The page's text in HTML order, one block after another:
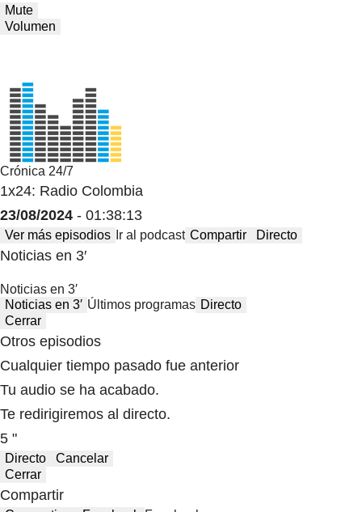
Mute
Volumen
Crónica 24/7
1x24: Radio Colombia
23/08/2024 - 01:38:13
Ver más episodios Ir al podcast Compartir Directo
Noticias en 3′
Noticias en 3′
Noticias en 3′ Últimos programas Directo
Cerrar
Otros episodios
Cualquier tiempo pasado fue anterior
Tu audio se ha acabado.
Te redirigiremos al directo.
5 "
Directo
Cancelar
Cerrar
Compartir